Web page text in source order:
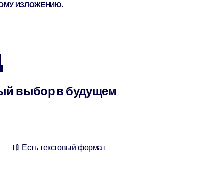
ИЗЛОЖЕНИЮ.
выбор в будущем
Есть текстовый формат